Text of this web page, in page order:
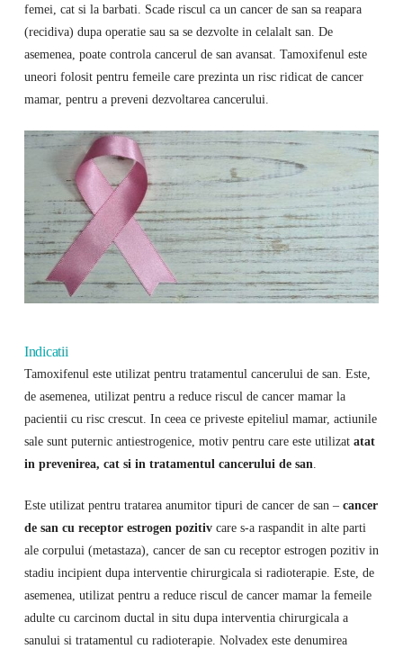
femei, cat si la barbati. Scade riscul ca un cancer de san sa reapara
(recidiva) dupa operatie sau sa se dezvolte in celalalt san. De
asemenea, poate controla cancerul de san avansat. Tamoxifenul este
uneori folosit pentru femeile care prezinta un risc ridicat de cancer
mamar, pentru a preveni dezvoltarea cancerului.
Indicatii
Tamoxifenul este utilizat pentru tratamentul cancerului de san. Este,
de asemenea, utilizat pentru a reduce riscul de cancer mamar la
pacientii cu risc crescut. In ceea ce priveste epiteliul mamar, actiunile
sale sunt puternic antiestrogenice, motiv pentru care este utilizatatat
in ​​prevenirea, cat si in tratamentul cancerului de san
Este utilizat pentru tratarea anumitor tipuri de cancer de san –cancer
de san cu receptor estrogen pozitivcare s-a raspandit in alte parti
ale corpului (metastaza), cancer de san cu receptor estrogen pozitiv in
stadiu incipient dupa interventie chirurgicala si radioterapie. Este, de
asemenea, utilizat pentru a reduce riscul de cancer mamar la femeile
adulte cu carcinom ductal in situ dupa interventia chirurgicala a
sanului si tratamentul cu radioterapie. Nolvadex este denumirea